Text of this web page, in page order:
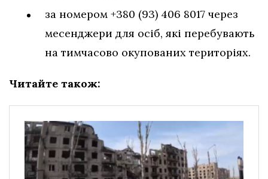
за номером +380 (93) 406 8017 через
месенджери для осіб, які перебувають
на тимчасово окупованих територіях.
Читайте також: